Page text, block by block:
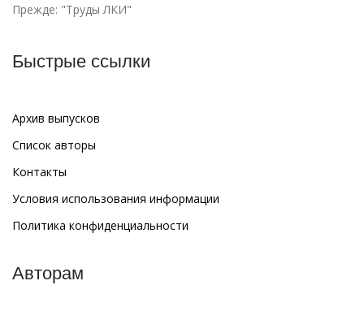
Прежде: "Труды ЛКИ"
Быстрые ссылки
Архив выпусков
Список авторы
Контакты
Условия использования информации
Политика конфиденциальности
Авторам